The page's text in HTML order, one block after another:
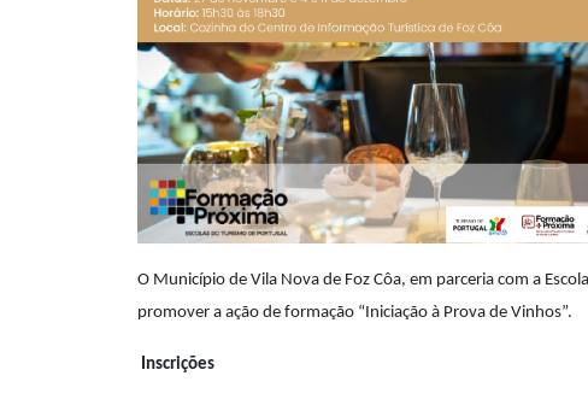
O Município de Vila Nova de Foz Côa, em parceria com a
promover a ação de formação “Iniciação à Prova de Vinhos”.
Inscrições